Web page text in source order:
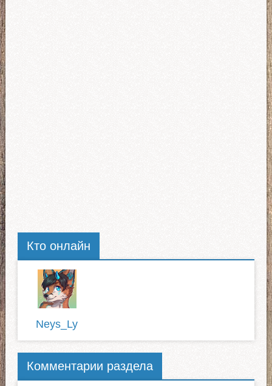
Кто онлайн
Neys_Ly
Комментарии раздела